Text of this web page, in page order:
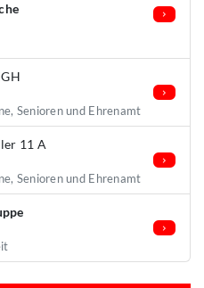
Senioren und Ehrenamt
11 A
Senioren und Ehrenamt